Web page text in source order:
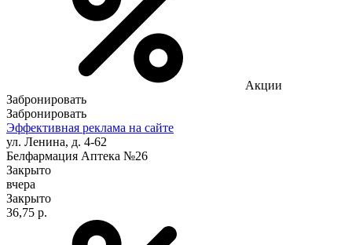
Акции
Забронировать
Забронировать
Эффективная реклама на сайте
ул. Ленина, д. 4-62
Белфармация Аптека №26
Закрыто
вчера
Закрыто
36,75 р.